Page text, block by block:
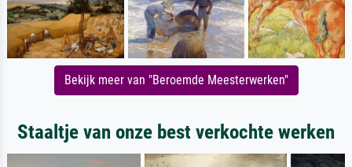
Bekijk meer van "Beroemde Meesterwerken"
Staaltje van onze best verkochte werken